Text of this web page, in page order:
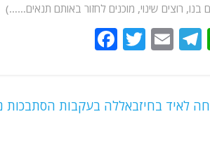
בנו, רוצים שינוי, מוכנים לחזור באותם תנאים……)
W
s
T
g
E
l
T
er
e
לאיד בחיזבאללה בעקבות הסתבכות